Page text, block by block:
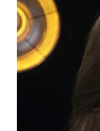
TANI
WAHANA
ADVOKAT
INFRASTRUKTUR